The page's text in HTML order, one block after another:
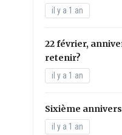
il y a 1 an
22 février,
retenir?
il y a 1 an
Sixième
il y a 1 an